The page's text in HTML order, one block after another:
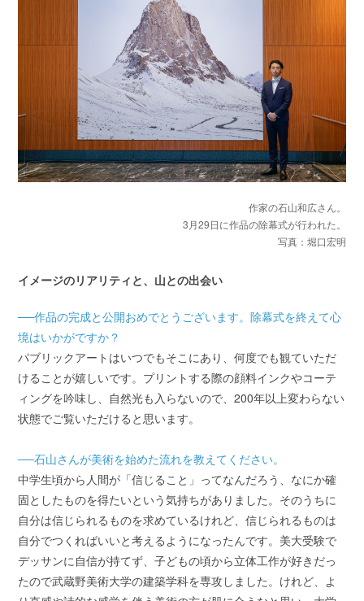
作家の石山和広さん。
3月29日に作品の除幕式が行われた。
写真：堀口宏明
イメージのリアリティと、山との出会い
──作品の完成と公開おめでとうございます。除幕式を終えて心
境はいかがですか？
パブリックアートはいつでもそこにあり、何度でも観ていただ
けることが嬉しいです。プリントする際の顔料インクやコーテ
ィングを吟味し、自然光も入らないので、200年以上変わらない
状態でご覧いただけると思います。
──石山さんが美術を始めた流れを教えてください。
中学生頃から人間が「信じること」ってなんだろう、なにか確
固としたものを得たいという気持ちがありました。そのうちに
自分は信じられるものを求めているけれど、信じられるものは
自分でつくればいいと考えるようになったんです。美大受験で
デッサンに自信が持てず、子どもの頃から立体工作が好きだっ
たので武蔵野美術大学の建築学科を専攻しました。けれど、よ